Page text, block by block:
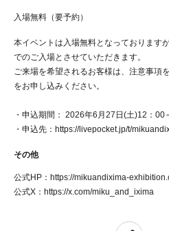
入場無料（要予約）
本イベントは入場無料となっております
でのご入場とさせていただきます。
ご来場を希望されるお客様は、注意事項
をお申し込みください。
・申込期間： 2026年6月27日(土)12：
・申込先： https://livepocket.jp/t/
その他
公式HP： https://mikuandixima-
公式X： https://x.com/miku_and_ixima